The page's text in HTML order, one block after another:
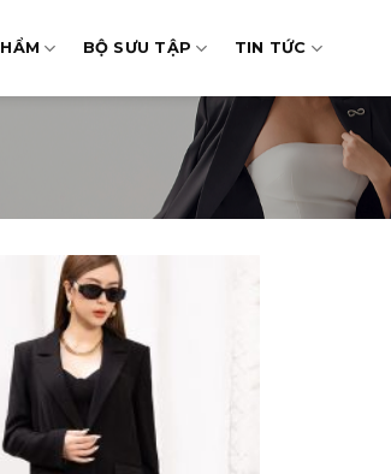
BỘ SƯU TẬP TIN TỨC